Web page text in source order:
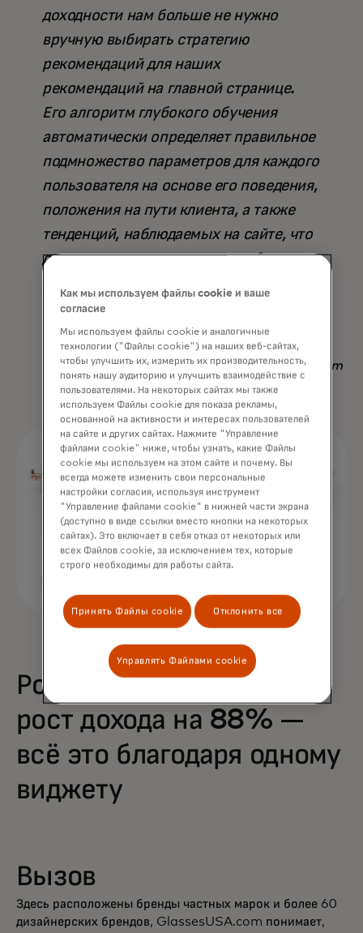
доходности нам больше не нужно
вручную выбирать стратегию
рекомендаций для наших
рекомендаций на главной странице.
Его алгоритм глубокого обучения
автоматически определяет правильное
подмножество параметров для каждого
пользователя на основе его поведения,
положения на пути клиента, а также
тенденций, наблюдаемых на сайте, что
делает его превосходящим любую
только по результату, но и по
сэкономленному времени».
Nadav Yekutiel, Head of Data, GlassesUSA.com
Рост покупок на 68% и
рост дохода на 88% —
всё это благодаря одному
виджету
Вызов
Здесь расположены бренды частных марок и более 60
дизайнерских брендов, GlassesUSA.com понимает,
Как мы используем файлы cookie и ваше
согласие
Мы используем файлы cookie и аналогичные
технологии ("Файлы cookie") на наших веб-сайтах,
чтобы улучшить их, измерить их производительность,
понять нашу аудиторию и улучшить взаимодействие с
пользователями. На некоторых сайтах мы также
используем Файлы cookie для показа рекламы,
основанной на активности и интересах пользователей
на сайте и других сайтах. Нажмите "Управление
файлами cookie" ниже, чтобы узнать, какие Файлы
cookie мы используем на этом сайте и почему. Вы
всегда можете изменить свои персональные
настройки согласия, используя инструмент
"Управление файлами cookie" в нижней части экрана
(доступно в виде ссылки вместо кнопки на некоторых
сайтах). Это включает в себя отказ от некоторых или
всех Файлов cookie, за исключением тех, которые
строго необходимы для работы сайта.
Принять Файлы cookie Отклонить все
Управлять Файлами cookie